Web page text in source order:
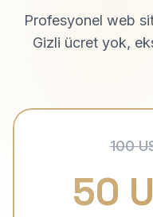
Profesyonel web
Gizli ücret yok,
100
50